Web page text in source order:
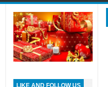
LIKE AND FOLLOW US